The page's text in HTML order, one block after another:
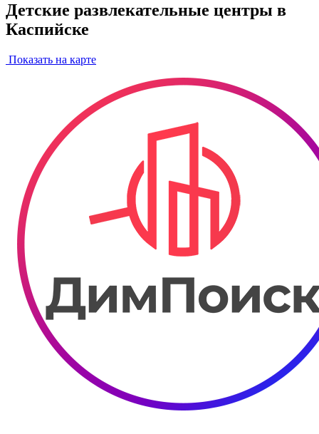
Детские развлекательные центры в
Каспийске
Показать на карте